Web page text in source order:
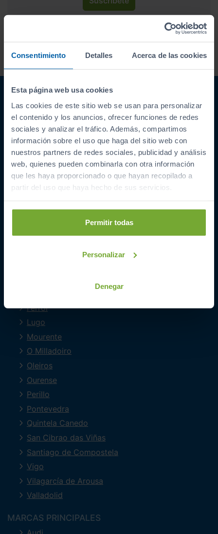
Consentimiento Detalles Acerca de las cookies
Esta página web usa cookies
Las cookies de este sitio web se usan para personalizar
el contenido y los anuncios, ofrecer funciones de redes
sociales y analizar el tráfico. Además, compartimos
información sobre el uso que haga del sitio web con
nuestros partners de redes sociales, publicidad y análisis
web, quienes pueden combinarla con otra información
que les haya proporcionado o que hayan recopilado a
partir del uso que haya hecho de sus servicios.
Permitir todas
Personalizar
Denegar
política de privacidad.
Acepto recibir información
comercial sobre ofertas y
ENLACES INTERESANTES
Coches de segunda mano
Coches Km 0
Últimos coches
Compramos tu coche
Ferrol
Lugo
Mourente
O Milladoiro
Oleiros
Ourense
Perillo
Pontevedra
Quintela Canedo
San Cibrao das Viñas
Santiago de Compostela
Vigo
Vilagarcía de Arousa
Valladolid
MARCAS PRINCIPALES